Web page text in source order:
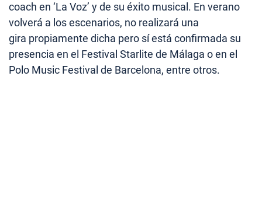
coach en ‘La Voz’ y de su éxito musical. En verano
volverá a los escenarios, no realizará una
gira propiamente dicha pero sí está confirmada su
presencia en el Festival Starlite de Málaga o en el
Polo Music Festival de Barcelona, entre otros.